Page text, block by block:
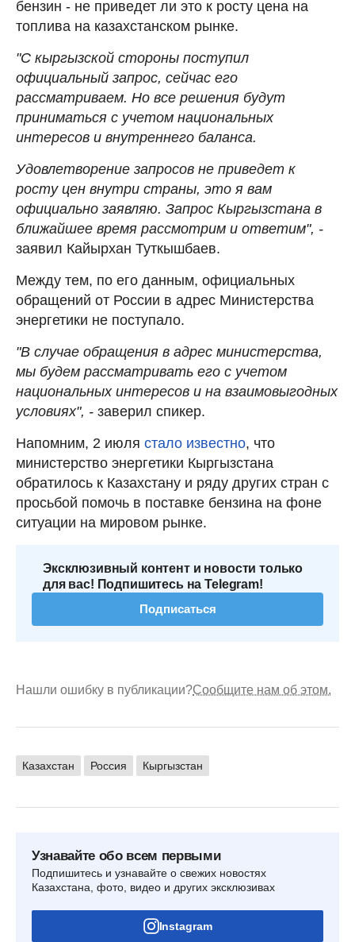
бензин - не приведет ли это к росту цена на
топлива на казахстанском рынке.
"С кыргызской стороны поступил
официальный запрос, сейчас его
рассматриваем. Но все решения будут
приниматься с учетом национальных
интересов и внутреннего баланса.
Удовлетворение запросов не приведет к
росту цен внутри страны, это я вам
официально заявляю. Запрос Кыргызстана в
ближайшее время рассмотрим и ответим", -
заявил Кайырхан Туткышбаев.
Между тем, по его данным, официальных
обращений от России в адрес Министерства
энергетики не поступало.
"В случае обращения в адрес министерства,
мы будем рассматривать его с учетом
национальных интересов и на взаимовыгодных
условиях", - заверил спикер.
Напомним, 2 июля стало известно, что
министерство энергетики Кыргызстана
обратилось к Казахстану и ряду других стран с
просьбой помочь в поставке бензина на фоне
ситуации на мировом рынке.
Эксклюзивный контент и новости только
для вас! Подпишитесь на Telegram!
Подписаться
Нашли ошибку в публикации?Сообщите нам об этом.
Казахстан Россия Кыргызстан
Узнавайте обо всем первыми
Подпишитесь и узнавайте о свежих новостях
Казахстана, фото, видео и других эксклюзивах
Instagram